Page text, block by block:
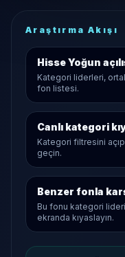
Araştırma Akışı
Hisse Yoğun
Kategori liderleri,
fon listesi.
Canlı kategori
Kategori filtresini
geçin.
Benzer fonla
Bu fonu kategori lideri
ekranda kıyaslayın.